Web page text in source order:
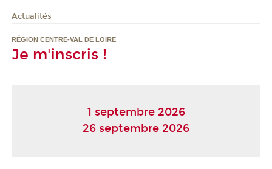
Actualités
RÉGION CENTRE-VAL DE LOIRE
Je m'inscris !
1 septembre 2026
26 septembre 2026